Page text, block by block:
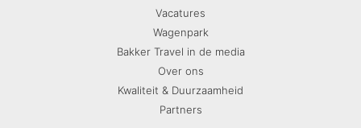
Vacatures
Wagenpark
Bakker Travel in de media
Over ons
Kwaliteit & Duurzaamheid
Partners